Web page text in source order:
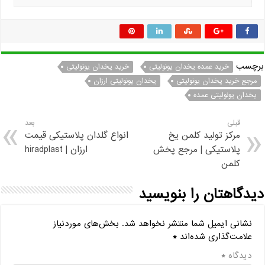
برچسب خرید عمده یخدان یونولیتی
خرید یخدان یونولیتی
مرجع خرید یخدان یونولیتی
یخدان یونولیتی ارزان
یخدان یونولیتی عمده
قبلی
مرکز تولید کلمن یخ
پلاستیکی | مرجع پخش
کلمن
بعد
انواع گلدان پلاستیکی قیمت
ارزان | hiradplast
دیدگاهتان را بنویسید
نشانی ایمیل شما منتشر نخواهد شد. بخش‌های موردنیاز
علامت‌گذاری شده‌اند*
دیدگاه*